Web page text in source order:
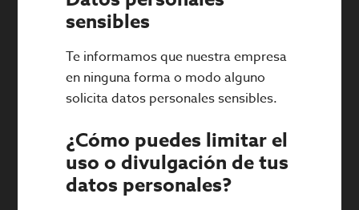
sensibles
Te informamos que nuestra empresa
en ninguna forma o modo alguno
solicita datos personales sensibles.
¿Cómo puedes limitar el
uso o divulgación de tus
datos personales?